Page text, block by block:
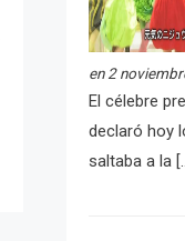
en 2
El célebre
declaró hoy
saltaba a la